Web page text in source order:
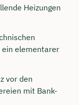
Heizungen
ein elementarer
vor den
mit Bank-